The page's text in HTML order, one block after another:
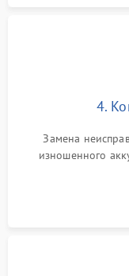
4.
Замена
изношенного
контроллеров
разъемов и